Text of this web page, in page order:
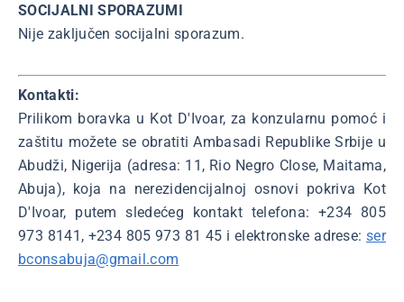
SOCIJALNI SPORAZUMI
Nije zaključen socijalni sporazum.
Kontakti:
Prilikom boravka u Kot D'Ivoar, za konzularnu pomoć i
zaštitu možete se obratiti Ambasadi Republike Srbije u
Abudži, Nigerija (adresa: 11, Rio Negro Close, Maitama,
Abuja), koja na nerezidencijalnoj osnovi pokriva Kot
D'Ivoar, putem sledećeg kontakt telefona: +234 805
973 8141, +234 805 973 81 45 i elektronske adrese:ser
bconsabuja@gmail.com